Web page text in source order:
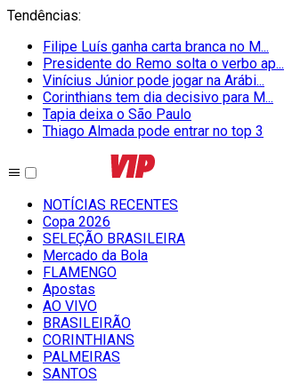
Tendências:
Filipe Luís ganha carta branca no M...
Presidente do Remo solta o verbo ap...
Vinícius Júnior pode jogar na Arábi...
Corinthians tem dia decisivo para M...
Tapia deixa o São Paulo
Thiago Almada pode entrar no top 3
NOTÍCIAS RECENTES
Copa 2026
SELEÇÃO BRASILEIRA
Mercado da Bola
FLAMENGO
Apostas
AO VIVO
BRASILEIRÃO
CORINTHIANS
PALMEIRAS
SANTOS